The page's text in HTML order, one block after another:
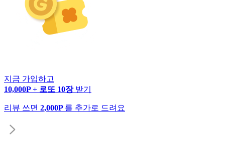
지금 가입하고
10,000P + 로또 10장 받기
리뷰 쓰면 2,000P 를 추가로 드려요